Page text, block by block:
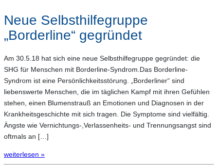
Neue Selbsthilfegruppe
„Borderline“ gegründet
Am 30.5.18 hat sich eine neue Selbsthilfegruppe gegründet: die
SHG für Menschen mit Borderline-Syndrom.Das Borderline-
Syndrom ist eine Persönlichkeitsstörung. „Borderliner“ sind
liebenswerte Menschen, die im täglichen Kampf mit ihren Gefühlen
stehen, einen Blumenstrauß an Emotionen und Diagnosen in der
Krankheitsgeschichte mit sich tragen. Die Symptome sind vielfältig.
Ängste wie Vernichtungs-,Verlassenheits- und Trennungsangst sind
oftmals an […]
weiterlesen »